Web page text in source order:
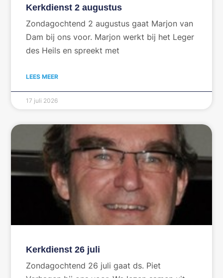
Kerkdienst 2 augustus
Zondagochtend 2 augustus gaat Marjon van
Dam bij ons voor. Marjon werkt bij het Leger
des Heils en spreekt met
LEES MEER
17 juli 2026
Kerkdienst 26 juli
Zondagochtend 26 juli gaat ds. Piet